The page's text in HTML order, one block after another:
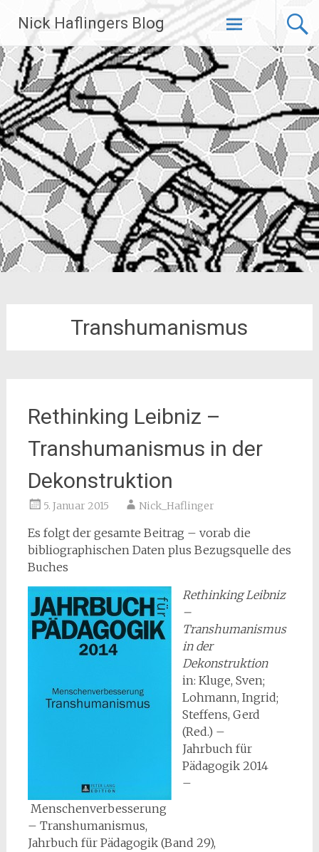
Inhalt
springen
Nick Haflingers Blog
Transhumanismus
Rethinking Leibniz –
Transhumanismus in der
Dekonstruktion
5. Januar 2015 Nick_Haflinger
Es folgt der gesamte Beitrag – vorab die
bibliographischen Daten plus Bezugsquelle des
Buches
Rethinking Leibniz
–
Transhumanismus
in der
Dekonstruktion
in: Kluge, Sven;
Lohmann, Ingrid;
Steffens, Gerd
(Red.) –
Jahrbuch für
Pädagogik 2014
–
Menschenverbesserung
– Transhumanismus,
Jahrbuch für Pädagogik (Band 29),